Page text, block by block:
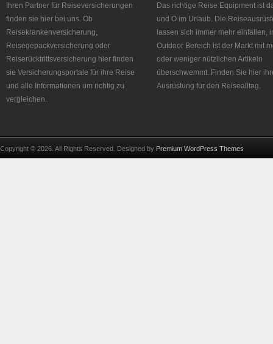
Ihren Partner für Reiseversicherungen
finden sie hier bei uns. Ob
Reisekrankenversicherung,
Reisegepäckversicherung oder
Reiserücktrittsversicherung hier finden
sie Versicherungsportale für ihre Reise
und alle Informationen um richtig zu
vergleichen.
Das richtige Reise Equipment ist
und O im Urlaub. Die
lassen sich immer mehr einfallen,
Outdoor Bereich ist der Markt mit
oder weniger nützlichen Artikeln
überschwemmt. Finden Sie hier
Ausrüstung für den Reisealltag.
Copyright © 2026. All Rights Reserved. Designed by Premium WordPress Themes